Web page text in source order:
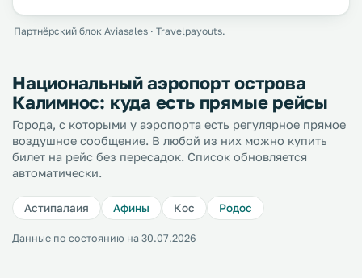
Партнёрский блок Aviasales · Travelpayouts.
Национальный аэропорт острова
Калимнос: куда есть прямые рейсы
Города, с которыми у аэропорта есть регулярное прямое
воздушное сообщение. В любой из них можно купить
билет на рейс без пересадок. Список обновляется
автоматически.
Астипалаия Афины Кос Родос
Данные по состоянию на 30.07.2026